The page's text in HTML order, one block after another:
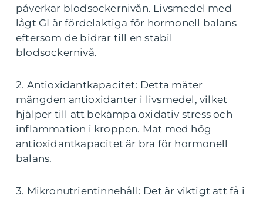
påverkar blodsockernivån. Livsmedel med
lågt GI är fördelaktiga för hormonell balans
eftersom de bidrar till en stabil
blodsockernivå.
2. Antioxidantkapacitet: Detta mäter
mängden antioxidanter i livsmedel, vilket
hjälper till att bekämpa oxidativ stress och
inflammation i kroppen. Mat med hög
antioxidantkapacitet är bra för hormonell
balans.
3. Mikronutrientinnehåll: Det är viktigt att få i